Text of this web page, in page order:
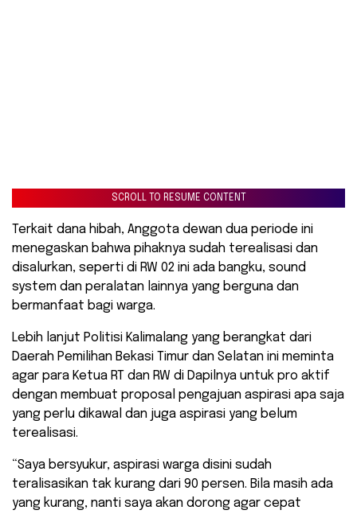
SCROLL TO RESUME CONTENT
Terkait dana hibah, Anggota dewan dua periode ini
menegaskan bahwa pihaknya sudah terealisasi dan
disalurkan, seperti di RW 02 ini ada bangku, sound
system dan peralatan lainnya yang berguna dan
bermanfaat bagi warga.
Lebih lanjut Politisi Kalimalang yang berangkat dari
Daerah Pemilihan Bekasi Timur dan Selatan ini meminta
agar para Ketua RT dan RW di Dapilnya untuk pro aktif
dengan membuat proposal pengajuan aspirasi apa saja
yang perlu dikawal dan juga aspirasi yang belum
terealisasi.
“Saya bersyukur, aspirasi warga disini sudah
teralisasikan tak kurang dari 90 persen. Bila masih ada
yang kurang, nanti saya akan dorong agar cepat